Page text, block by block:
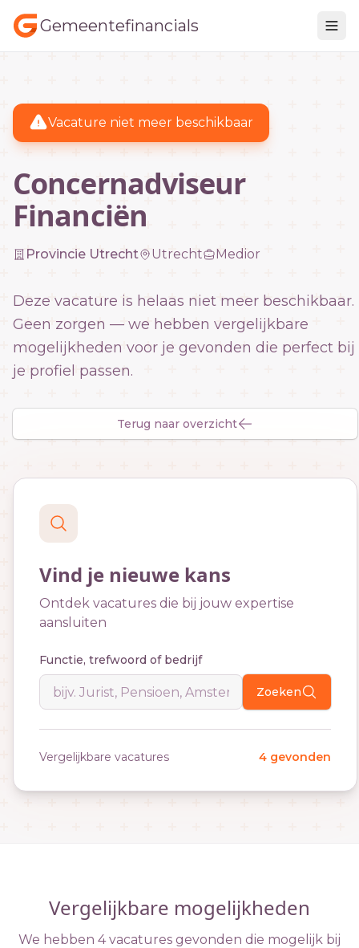
Gemeentefinancials
Vacature niet meer beschikbaar
Concernadviseur
Financiën
Provincie Utrecht Utrecht Medior
Deze vacature is helaas niet meer beschikbaar.
Geen zorgen — we hebben vergelijkbare
mogelijkheden voor je gevonden die perfect bij
je profiel passen.
Terug naar overzicht
Vind je nieuwe kans
Ontdek vacatures die bij jouw expertise
aansluiten
Functie, trefwoord of bedrijf
Zoeken
Vergelijkbare vacatures 4 gevonden
Vergelijkbare mogelijkheden
We hebben 4 vacatures gevonden die mogelijk bij